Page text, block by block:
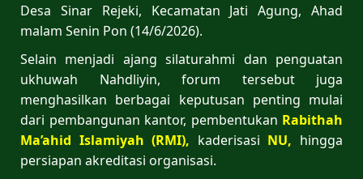
Desa Sinar Rejeki, Kecamatan Jati Agung, Ahad
malam Senin Pon (14/6/2026).
Selain menjadi ajang silaturahmi dan penguatan
ukhuwah Nahdliyin, forum tersebut juga
menghasilkan berbagai keputusan penting mulai
dari pembangunan kantor, pembentukan Rabithah
Ma’ahid Islamiyah (RMI), kaderisasi NU, hingga
persiapan akreditasi organisasi.